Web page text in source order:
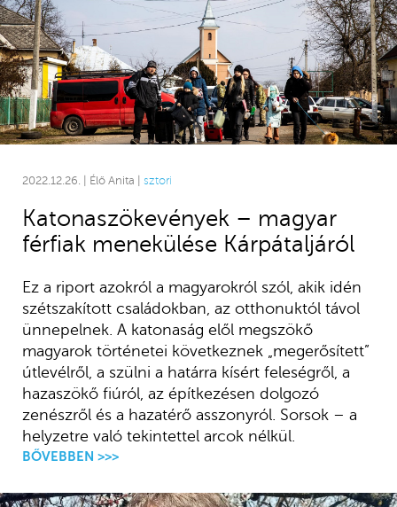
2022.12.26. | Élő Anita | sztori
Katonaszökevények – magyar
férfiak menekülése Kárpátaljáról
Ez a riport azokról a magyarokról szól, akik idén
szétszakított családokban, az otthonuktól távol
ünnepelnek. A katonaság elől megszökő
magyarok történetei következnek „megerősített”
útlevélről, a szülni a határra kísért feleségről, a
hazaszökő fiúról, az építkezésen dolgozó
zenészről és a hazatérő asszonyról. Sorsok – a
helyzetre való tekintettel arcok nélkül.
BŐVEBBEN >>>